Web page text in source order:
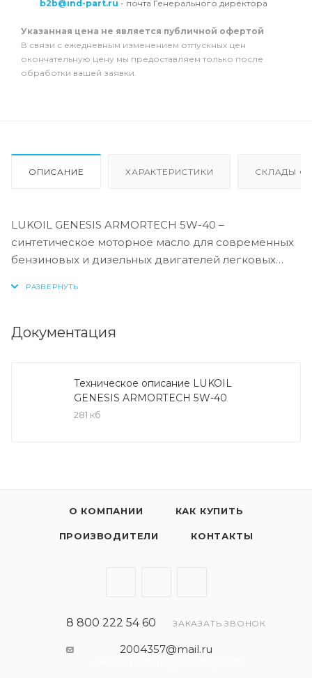
b2b@ind-part.ru - почта Генерального директора
Указанная цена не является публичной офертой
В связи с ежедневным изменением отпускных цен
окончательную цену мы предоставляем только после
обработки вашей заявки.
ОПИСАНИЕ ХАРАКТЕРИСТИКИ СКЛАДЫ
LUKOIL GENESIS ARMORTECH 5W-40 –
синтетическое моторное масло для современных
бензиновых и дизельных двигателей легковых
бензиновых и дизельных двигателях (без
устройств доочистки выхлопных газов)
автомобилей Mercedes-Benz, Renault, Volkswagen,
BMW LL-01
Документация
Техническое описание LUKOIL
GENESIS ARMORTECH 5W-40
281 кб
О КОМПАНИИ КАК КУПИТЬ
ПРОИЗВОДИТЕЛИ КОНТАКТЫ
8 800 222 54 60 ЗАКАЗАТЬ ЗВОНОК
2004357@mail.ru